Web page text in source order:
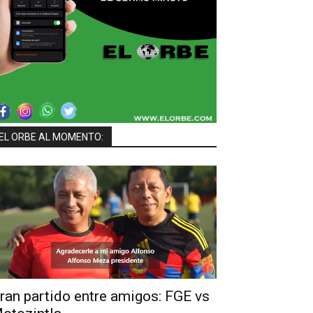
ORBE AL MOMENTO:
partido entre amigos: FGE vs